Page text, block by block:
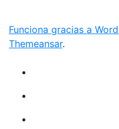
Funciona gracias a
Themeansar.